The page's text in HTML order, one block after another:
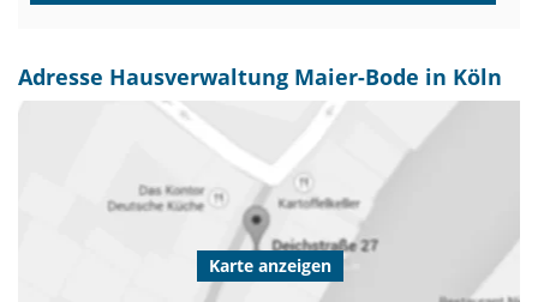
Adresse Hausverwaltung Maier-Bode in Köln
Karte anzeigen